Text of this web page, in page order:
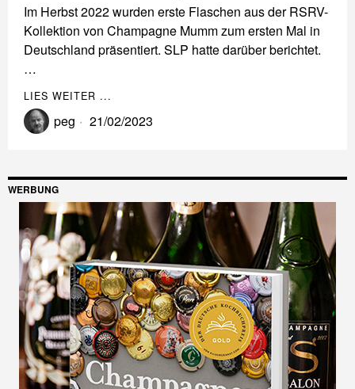
Im Herbst 2022 wurden erste Flaschen aus der RSRV-
Kollektion von Champagne Mumm zum ersten Mal in
Deutschland präsentiert. SLP hatte darüber berichtet.
…
LIES WEITER ...
peg 21/02/2023
WERBUNG